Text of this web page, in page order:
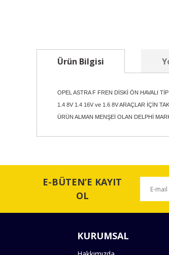
Ürün Bilgisi
OPEL ASTRA F FREN DİSKİ ÖN HAVALI
1.4 8V 1.4 16V ve 1.6 8V ARAÇLAR İÇİN
ÜRÜN ALMAN MENŞEİ OLAN DELPHİ
Görüş ve önerileriniz için teşekkür
Ürün resmi kalitesiz, bozuk veya
Ürün fiyatı diğer sitelerden daha
Bu ürüne benzer farklı alternatifler
E-BÜTEN’E KAYIT
OL
KURUMSAL